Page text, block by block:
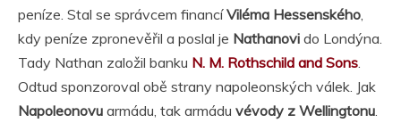
peníze. Stal se správcem financíViléma Hessenského
kdy peníze zpronevěřil a poslal je Nathanovi do Londýna.
Tady Nathan založil banku N. M. Rothschild and Sons
Odtud sponzoroval obě strany napoleonských válek. Jak
Napoleonovu armádu, tak armádu vévody z Wellingtonu